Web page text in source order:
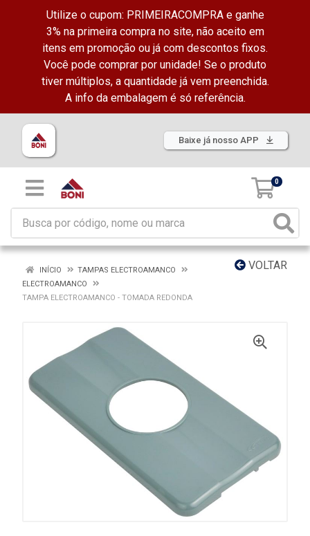
Utilize o cupom: PRIMEIRACOMPRA e ganhe
3% na primeira compra no site, não aceito em
itens em promoção ou já com descontos fixos.
Você pode comprar por unidade! Se o produto
tiver múltiplos, a quantidade já vem preenchida.
A info da embalagem é só referência.
Baixe já nosso APP
0
VOLTAR
INÍCIO
TAMPAS ELECTROAMANCO
ELECTROAMANCO
TAMPA ELECTROAMANCO - TOMADA REDONDA